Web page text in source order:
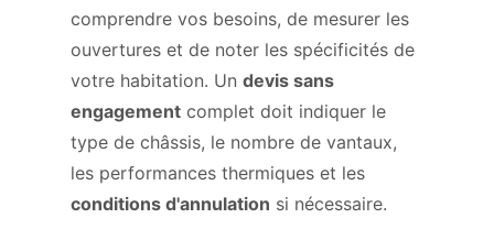
comprendre vos besoins, de mesurer les
ouvertures et de noter les spécificités de
votre habitation. Un devis sans
engagement complet doit indiquer le
type de châssis, le nombre de vantaux,
les performances thermiques et les
conditions d'annulation si nécessaire.